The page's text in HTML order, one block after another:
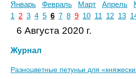
Январь Февраль Март Апрель
1
2 3 4 5 6 7 8 9 10 11 12 13
6 Августа 2020 г.
Журнал
Разноцветные петуньи для